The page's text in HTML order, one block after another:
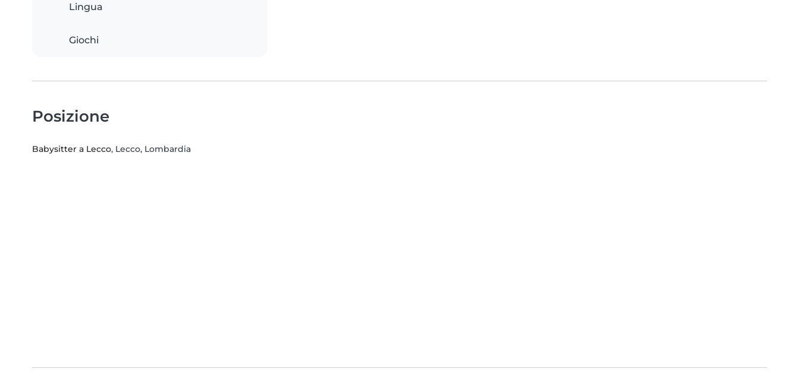
Lingua
Giochi
Posizione
Babysitter a Lecco, Lecco, Lombardia